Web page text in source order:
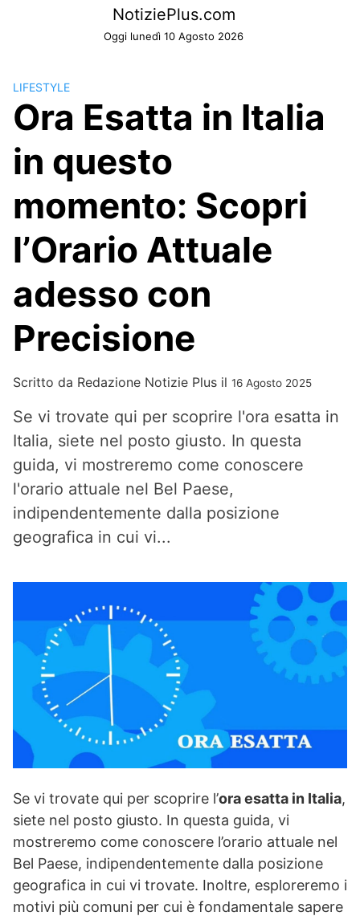
NotiziePlus.com
Oggi lunedì 10 Agosto 2026
LIFESTYLE
Ora Esatta in Italia
in questo
momento: Scopri
l’Orario Attuale
adesso con
Precisione
Scritto da Redazione Notizie Plus il 16 Agosto 2025
Se vi trovate qui per scoprire l'ora esatta in
Italia, siete nel posto giusto. In questa
guida, vi mostreremo come conoscere
l'orario attuale nel Bel Paese,
indipendentemente dalla posizione
geografica in cui vi...
Se vi trovate qui per scoprire l’ora esatta in Italia,
siete nel posto giusto. In questa guida, vi
mostreremo come conoscere l’orario attuale nel
Bel Paese, indipendentemente dalla posizione
geografica in cui vi trovate. Inoltre, esploreremo i
motivi più comuni per cui è fondamentale sapere